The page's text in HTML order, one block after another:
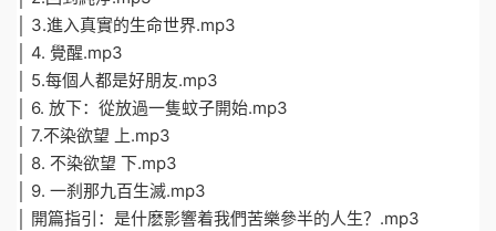
│ 3.進入真實的生命世界.mp3
│ 4. 覺醒.mp3
│ 5.每個人都是好朋友.mp3
│ 6. 放下：從放過一隻蚊子開始.mp3
│ 7.不染欲望 上.mp3
│ 8. 不染欲望 下.mp3
│ 9. 一刹那九百生滅.mp3
│ 開篇指引：是什麽影響着我們苦樂參半的人生？.mp3